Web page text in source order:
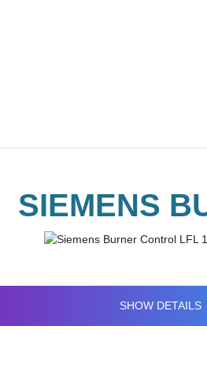
SIEMENS
SHOW DETAILS